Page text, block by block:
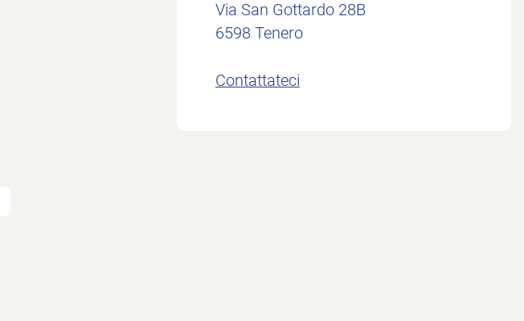
Via San Gottardo 28B
6598 Tenero
Contattateci